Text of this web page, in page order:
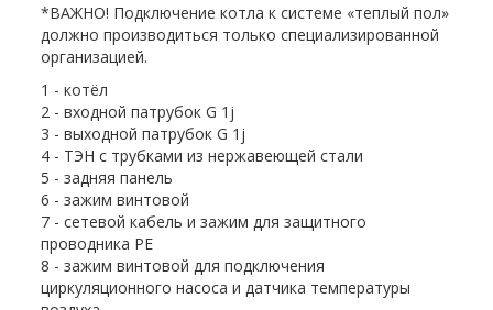
*ВАЖНО! Подключение котла к системе «теплый пол»
должно производиться только специализированной
организацией.
1 - котёл
2 - входной патрубок G 1ј
3 - выходной патрубок G 1ј
4 - ТЭН с трубками из нержавеющей стали
5 - задняя панель
6 - зажим винтовой
7 - сетевой кабель и зажим для защитного
проводника РЕ
8 - зажим винтовой для подключения
циркуляционного насоса и датчика температуры